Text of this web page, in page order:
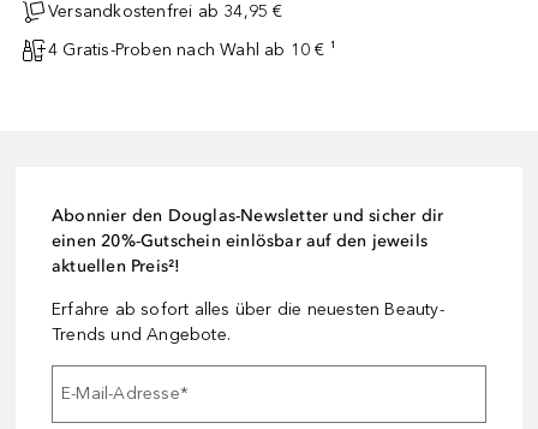
Versandkostenfrei ab 34,95 €
4 Gratis-Proben nach Wahl ab 10 € ¹
Abonnier den Douglas-Newsletter und sicher dir
einen 20%-Gutschein einlösbar auf den jeweils
aktuellen Preis²!
Erfahre ab sofort alles über die neuesten Beauty-
Trends und Angebote.
E-Mail-Adresse*